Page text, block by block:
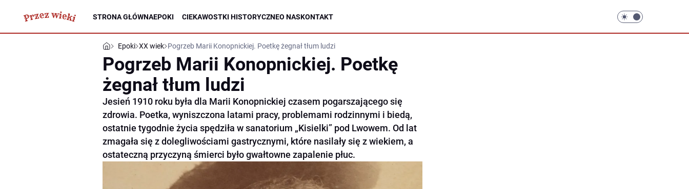
STRONA GŁÓWNAEPOKI CIEKAWOSTKI HISTORYCZNEO NASKONTAKT
Epoki XX wiek Pogrzeb Marii Konopnickiej. Poetkę żegnał tłum ludzi
Pogrzeb Marii Konopnickiej. Poetkę
żegnał tłum ludzi
Jesień 1910 roku była dla Marii Konopnickiej czasem pogarszającego się
zdrowia. Poetka, wyniszczona latami pracy, problemami rodzinnymi i biedą,
ostatnie tygodnie życia spędziła w sanatorium „Kisielki” pod Lwowem. Od lat
zmagała się z dolegliwościami gastrycznymi, które nasilały się z wiekiem, a
ostateczną przyczyną śmierci było gwałtowne zapalenie płuc.